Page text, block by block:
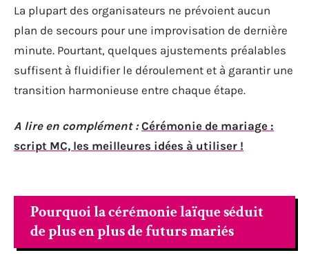
La plupart des organisateurs ne prévoient aucun
plan de secours pour une improvisation de dernière
minute. Pourtant, quelques ajustements préalables
suffisent à fluidifier le déroulement et à garantir une
transition harmonieuse entre chaque étape.
A lire en complément : Cérémonie de mariage :
script MC, les meilleures idées à utiliser !
Pourquoi la cérémonie laïque séduit
de plus en plus de futurs mariés